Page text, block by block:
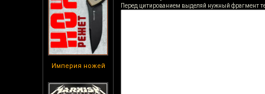
Империя ножей
Перед цитированием выделяй нужный фрагмент